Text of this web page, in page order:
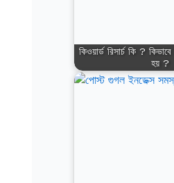
কিওয়ার্ড রিসার্চ কি ?
হয় ?